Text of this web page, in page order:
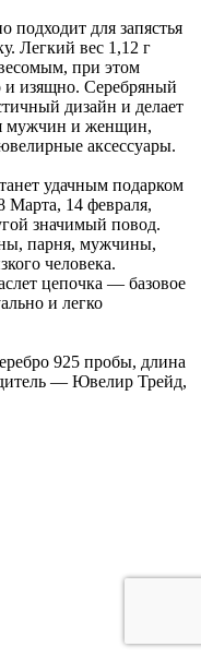
подходит для запястья
Легкий вес 1,12 г
при этом
и изящно. Серебряный
дизайн и делает
мужчин и женщин,
аксессуары.
удачным подарком
Марта, 14 февраля,
значимый повод.
парня, мужчины,
человека.
цепочка — базовое
и легко
925 пробы, длина
— Ювелир Трейд,